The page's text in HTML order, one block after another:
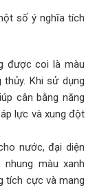
số ý nghĩa tích
được coi là màu
Khi sử dụng
cân bằng năng
lực và xung đột
nước, đại diện
màu xanh
tích cực và mang